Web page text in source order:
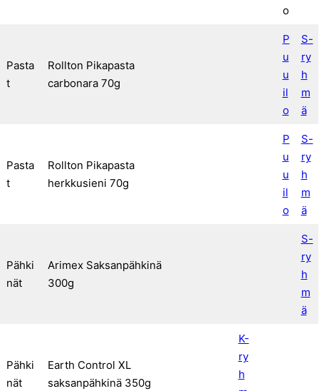
o
Pasta
t
Rollton Pikapasta
carbonara 70g
P
u
u
il
o
S-
ry
h
m
ä
Pasta
t
Rollton Pikapasta
herkkusieni 70g
P
u
u
il
o
S-
ry
h
m
ä
Pähki
nät
Arimex Saksanpähkinä
300g
S-
ry
h
m
ä
Pähki
nät
Earth Control XL
saksanpähkinä 350g
K-
ry
h